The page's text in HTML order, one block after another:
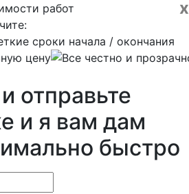
x
работ
сроки начала / окончания
цену
Все честно и
отправьте
и я вам дам
быстро